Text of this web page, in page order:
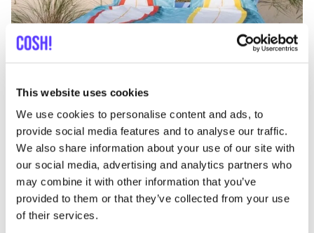
This website uses cookies
We use cookies to personalise content and ads, to
provide social media features and to analyse our traffic.
We also share information about your use of our site with
our social media, advertising and analytics partners who
may combine it with other information that you’ve
provided to them or that they’ve collected from your use
of their services.